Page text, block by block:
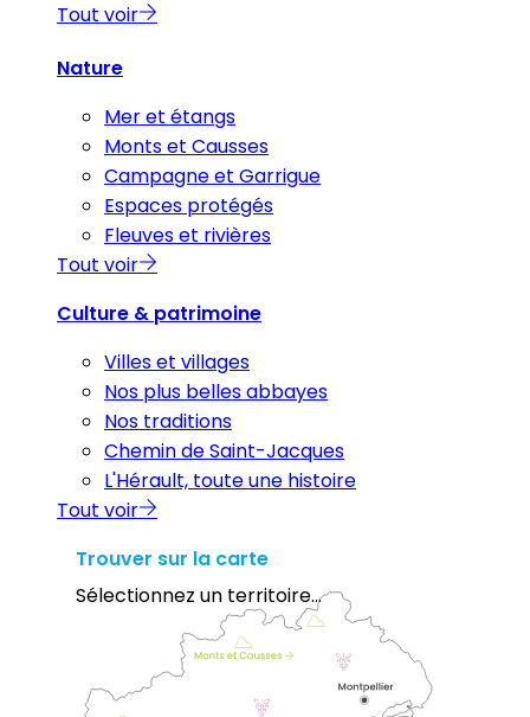
Tout voir
Nature
Mer et étangs
Monts et Causses
Campagne et Garrigue
Espaces protégés
Fleuves et rivières
Tout voir
Culture & patrimoine
Villes et villages
Nos plus belles abbayes
Nos traditions
Chemin de Saint-Jacques
L'Hérault, toute une histoire
Tout voir
Trouver sur la carte
Sélectionnez un territoire...